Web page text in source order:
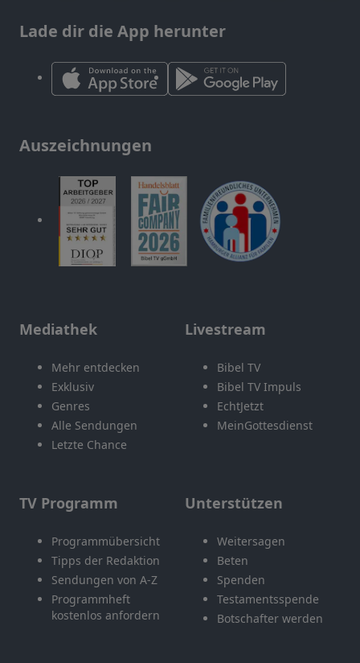
Lade dir die App herunter
Auszeichnungen
Mediathek
Mehr entdecken
Exklusiv
Genres
Alle Sendungen
Letzte Chance
Livestream
Bibel TV
Bibel TV Impuls
EchtJetzt
MeinGottesdienst
TV Programm
Programmübersicht
Tipps der Redaktion
Sendungen von A-Z
Programmheft
kostenlos anfordern
Unterstützen
Weitersagen
Beten
Spenden
Testamentsspende
Botschafter werden